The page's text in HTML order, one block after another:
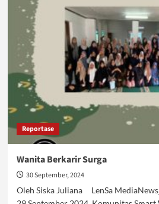
Muhamad
Influencer
Reportase
Wanita Berkarir Surga
30 September, 2024
Oleh Siska Juliana LenSa